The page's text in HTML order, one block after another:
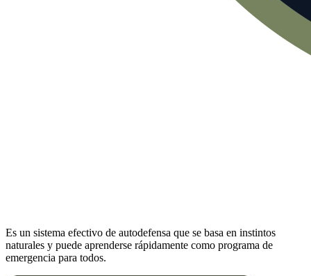
Es un sistema efectivo de autodefensa que se basa en instintos
naturales y puede aprenderse rápidamente como programa de
emergencia para todos.